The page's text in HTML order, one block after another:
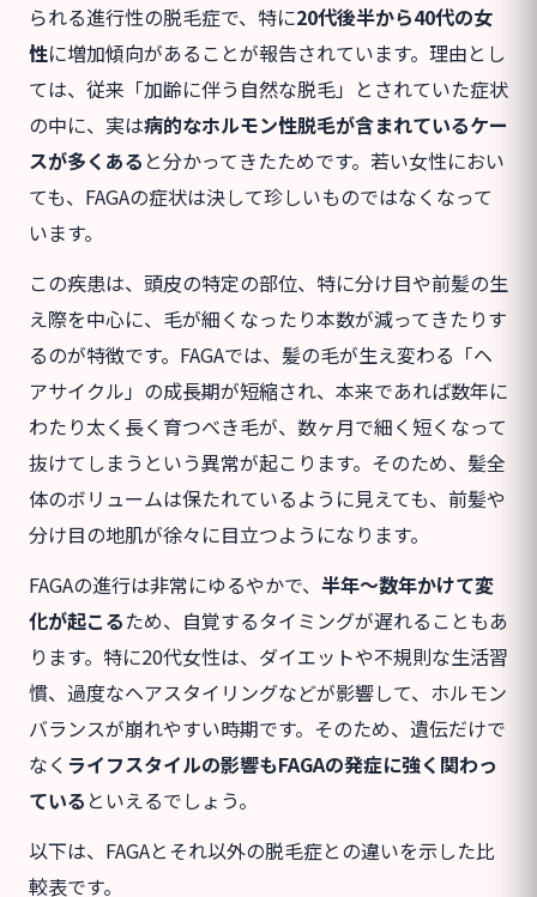
られる進行性の脱毛症で、特に20代後半から40代の女
性に増加傾向があることが報告されています。理由とし
ては、従来「加齢に伴う自然な脱毛」とされていた症状
の中に、実は病的なホルモン性脱毛が含まれているケー
スが多くある と分かってきたためです。若い女性におい
ても、FAGAの症状は決して珍しいものではなくなって
います。
この疾患は、頭皮の特定の部位、特に分け目や前髪の生
え際を中心に、毛が細くなったり本数が減ってきたりす
るのが特徴です。FAGAでは、髪の毛が生え変わる「ヘ
アサイクル」の成長期が短縮され、本来であれば数年に
わたり太く長く育つべき毛が、数ヶ月で細く短くなって
抜けてしまうという異常が起こります。そのため、髪全
体のボリュームは保たれているように見えても、前髪や
分け目の地肌が徐々に目立つようになります。
FAGAの進行は非常にゆるやかで、 半年〜数年かけて変
化が起こるため、自覚するタイミングが遅れることもあ
ります。特に20代女性は、ダイエットや不規則な生活習
慣、過度なヘアスタイリングなどが影響して、ホルモン
バランスが崩れやすい時期です。そのため、遺伝だけで
なく ライフスタイルの影響もFAGAの発症に強く関わっ
ている といえるでしょう。
以下は、FAGAとそれ以外の脱毛症との違いを示した比
較表です。